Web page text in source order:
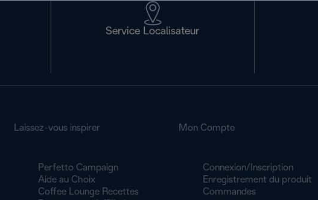
Service Localisateur
Laissez-vous inspirer
Perfetto Campaign
Aide au Choix
Coffee Lounge Recettes
Mon Compte
Connexion/Inscription
Enregistrement du produit
Commandes